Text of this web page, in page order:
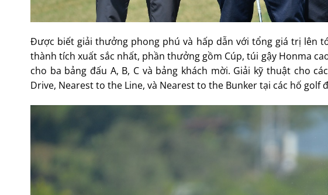
Được biết giải thưởng phong phú và hấp dẫn với tổng giá trị lên
thành tích xuất sắc nhất, phần thưởng gồm Cúp, túi gậy Honma
cho ba bảng đấu A, B, C và bảng khách mời. Giải kỹ thuật cho
Drive, Nearest to the Line, và Nearest to the Bunker tại các hố golf